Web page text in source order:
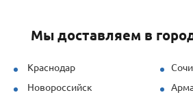
специалисты быстро
Продукция (опалубка
Мы доставляем в
Краснодар
Сочи
Новороссийск